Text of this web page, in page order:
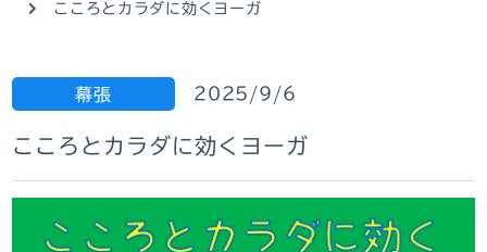
こころとカラダに効くヨーガ
幕張 2025/9/6
こころとカラダに効くヨーガ